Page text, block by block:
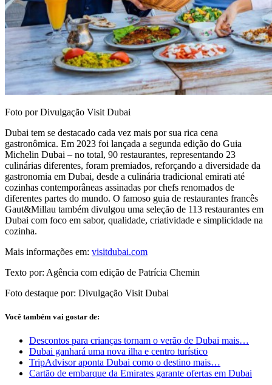
Foto por Divulgação Visit Dubai
Dubai tem se destacado cada vez mais por sua rica cena
gastronômica. Em 2023 foi lançada a segunda edição do Guia
Michelin Dubai – no total, 90 restaurantes, representando 23
culinárias diferentes, foram premiados, reforçando a diversidade da
gastronomia em Dubai, desde a culinária tradicional emirati até
cozinhas contemporâneas assinadas por chefs renomados de
diferentes partes do mundo. O famoso guia de restaurantes francês
Gaut&Millau também divulgou uma seleção de 113 restaurantes em
Dubai com foco em sabor, qualidade, criatividade e simplicidade na
cozinha.
Mais informações em: visitdubai.com
Texto por: Agência com edição de Patrícia Chemin
Foto destaque por: Divulgação Visit Dubai
Você também vai gostar de:
Descontos para crianças tornam o verão de Dubai mais…
Dubai ganhará uma nova ilha e centro turístico
TripAdvisor aponta Dubai como o destino mais…
Cartão de embarque da Emirates garante ofertas em Dubai